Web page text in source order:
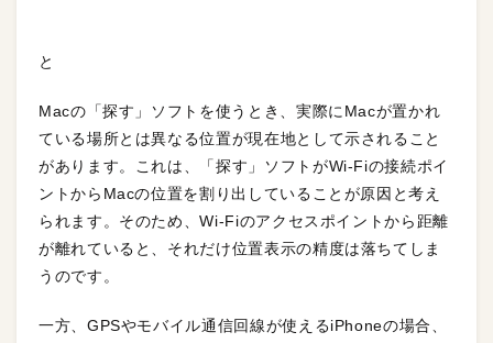
と
Macの「探す」ソフトを使うとき、実際にMacが置かれ
ている場所とは異なる位置が現在地として示されること
があります。これは、「探す」ソフトがWi-Fiの接続ポイ
ントからMacの位置を割り出していることが原因と考え
られます。そのため、Wi-Fiのアクセスポイントから距離
が離れていると、それだけ位置表示の精度は落ちてしま
うのです。
一方、GPSやモバイル通信回線が使えるiPhoneの場合、